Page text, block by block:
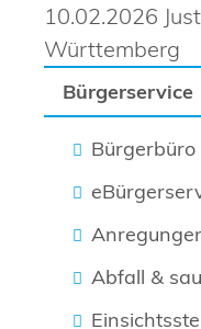
Bürgerservice
Bürgerbüro
Abfall &
10.02.2026
Württemberg